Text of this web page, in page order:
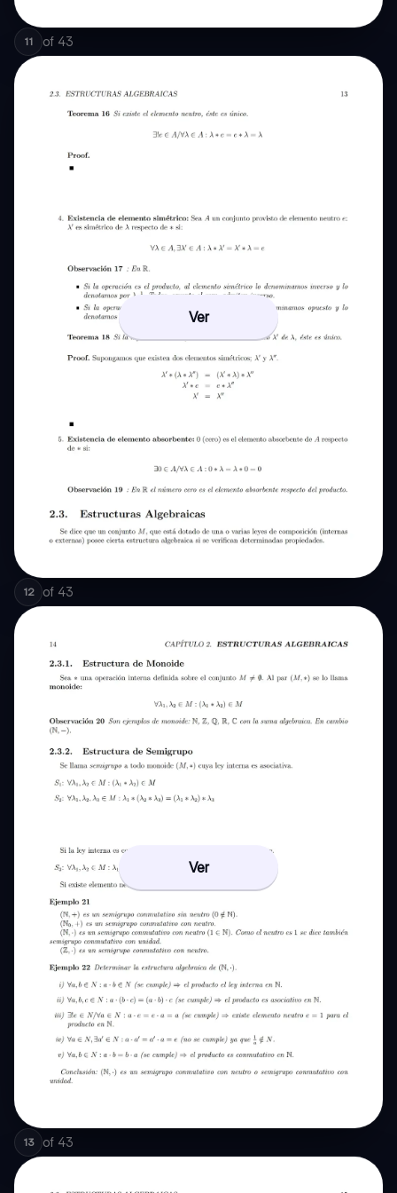
11 of 43
Ver
12 of 43
Ver
13 of 43